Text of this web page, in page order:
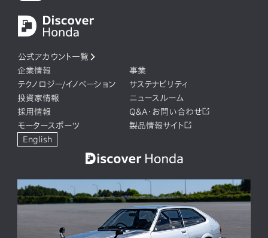
公式アカウント一覧
企業情報
事業
テクノロジー/イノベーション
サステナビリティ
投資家情報
ニュースルーム
採用情報
Q&A・お問い合わせ
モータースポーツ
製品情報サイト
English